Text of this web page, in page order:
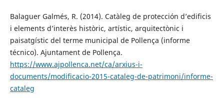
Balaguer Galmés, R. (2014). Catàleg de protección d’edificis
i elements d’interès històric, artístic, arquitectònic i
paisatgístic del terme municipal de Pollença (informe
técnico). Ajuntament de Pollença.
https://www.ajpollenca.net/ca/arxius-i-
documents/modificacio-2015-cataleg-de-patrimoni/informe-
cataleg